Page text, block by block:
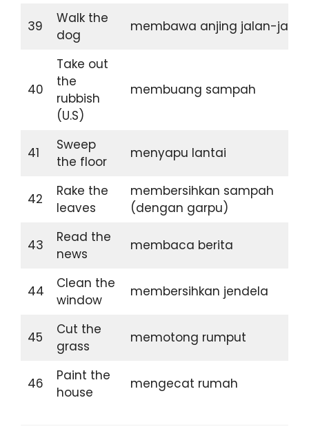
39
Walk the
dog
membawa anjing jalan-jalan
40
Take out
the
rubbish
(U.S)
membuang sampah
41
Sweep
the floor
menyapu lantai
42
Rake the
leaves
membersihkan sampah
(dengan garpu)
43
Read the
news
membaca berita
44
Clean the
window
membersihkan jendela
45
Cut the
grass
memotong rumput
46
Paint the
house
mengecat rumah